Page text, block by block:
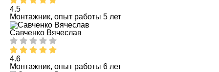
4.5
Монтажник, опыт работы 5 лет
Савченко Вячеслав
4.6
Монтажник, опыт работы 6 лет